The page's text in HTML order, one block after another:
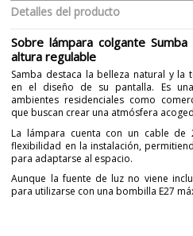
Detalles del producto
Sobre lámpara colgante
altura regulable
Samba destaca la belleza natural y
en el diseño de su pantalla. Es
ambientes residenciales como
que buscan crear una atmósfera
La lámpara cuenta con un cable
flexibilidad en la instalación,
para adaptarse al espacio.
Aunque la fuente de luz no viene
para utilizarse con una bombilla E27